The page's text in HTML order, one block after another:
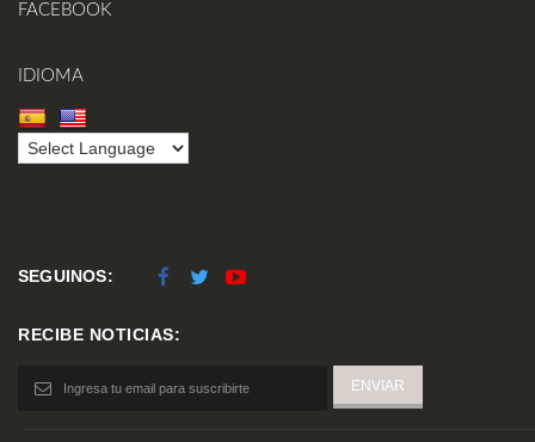
FACEBOOK
IDIOMA
SEGUINOS:
RECIBE NOTICIAS: